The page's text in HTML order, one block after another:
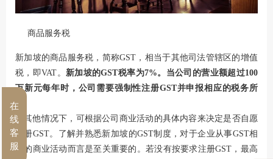
商品服务税
新加坡的商品服务税，简称GST，相当于其他司法管辖区的增值
税，即VAT。 新加坡的GST税率为7%。当公司的营业额超过100
万新元每年时，公司需要强制性注册GST并申报相应的税务所
得
在其他情况下，可根据公司商业活动的具体内容来决定是否自愿
注册GST。了解并熟悉新加坡的GST制度，对于企业从事GST相
关的商业活动而言是至关重要的。若没有按要求注册GST，最高
在
线
客
服